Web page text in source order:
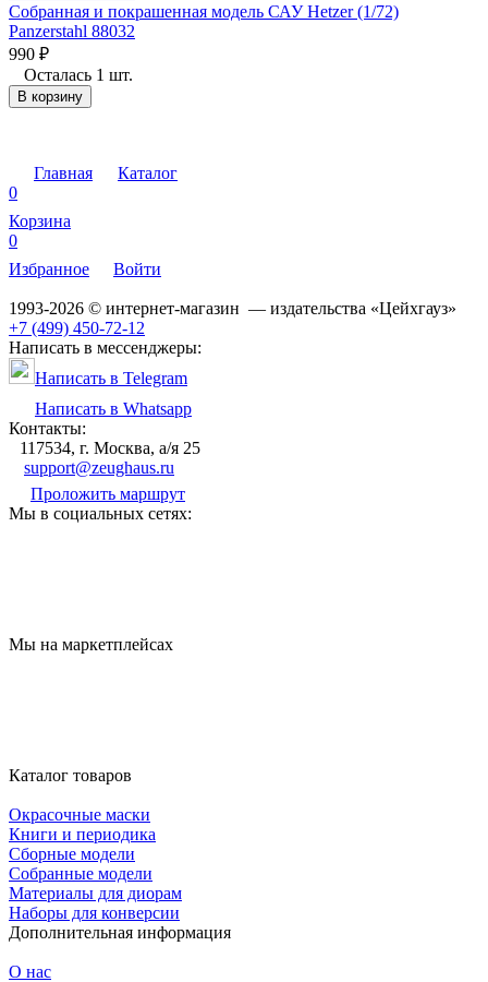
Собранная и покрашенная модель САУ Hetzer (1/72)
Panzerstahl 88032
990 ₽
Осталась 1 шт.
В корзину
Главная
Каталог
0
Корзина
0
Избранное
Войти
1993-2026 © интернет-магазин — издательства «Цейхгауз»
+7 (499) 450-72-12
Написать в мессенджеры:
Написать в Telegram
Написать в Whatsapp
Контакты:
117534, г. Москва, а/я 25
support@zeughaus.ru
Проложить маршрут
Мы в социальных сетях:
Мы на маркетплейсах
Каталог товаров
Окрасочные маски
Книги и периодика
Сборные модели
Собранные модели
Материалы для диорам
Наборы для конверсии
Дополнительная информация
О нас